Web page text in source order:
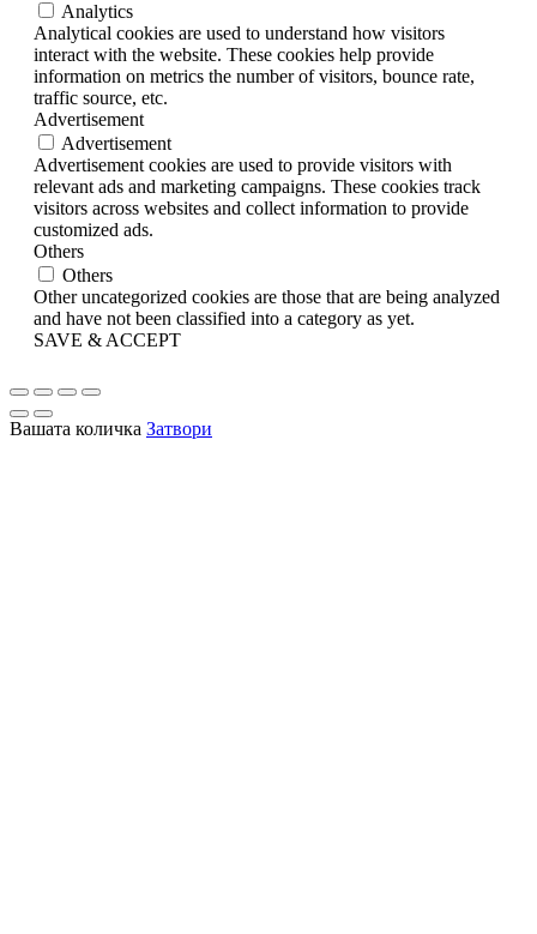
Analytics
Analytical cookies are used to understand how visitors
interact with the website. These cookies help provide
information on metrics the number of visitors, bounce rate,
traffic source, etc.
Advertisement
Advertisement
Advertisement cookies are used to provide visitors with
relevant ads and marketing campaigns. These cookies track
visitors across websites and collect information to provide
customized ads.
Others
Others
Other uncategorized cookies are those that are being analyzed
and have not been classified into a category as yet.
SAVE & ACCEPT
Вашата количка Затвори